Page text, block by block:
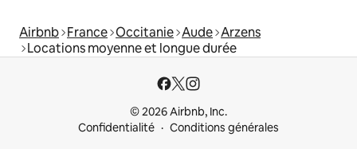
Airbnb France Occitanie Aude Arzens
Locations moyenne et longue durée
© 2026 Airbnb, Inc.
Confidentialité
Conditions générales